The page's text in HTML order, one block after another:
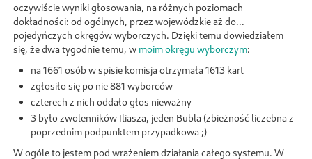
oczywiście wyniki głosowania, na różnych poziomach
dokładności: od ogólnych, przez wojewódzkie aż do...
pojedyńczych okręgów wyborczych. Dzięki temu dowiedziałem
się, że dwa tygodnie temu, w moim okręgu wyborczym:
na 1661 osób w spisie komisja otrzymała 1613 kart
zgłosiło się po nie 881 wyborców
czterech z nich oddało głos nieważny
3 było zwolenników Iliasza, jeden Bubla (zbieżność liczebna z
poprzednim podpunktem przypadkowa ;)
W ogóle to jestem pod wrażeniem działania całego systemu. W